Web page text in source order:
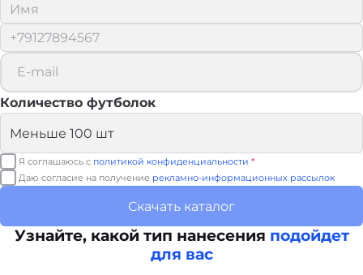
Количество футболок
Я соглашаюсь с политикой конфиденциальности *
Даю согласие на получение рекламно-информационных рассылок
Скачать каталог
Узнайте, какой тип нанесения подойдет
для вас